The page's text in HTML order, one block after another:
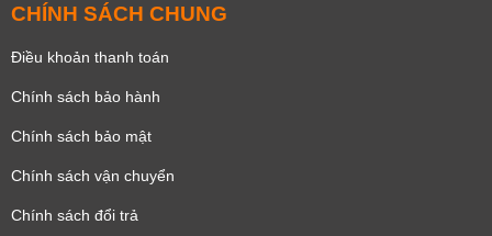
CHÍNH SÁCH CHUNG
Điều khoản thanh toán
Chính sách bảo hành
Chính sách bảo mật
Chính sách vận chuyển
Chính sách đổi trả